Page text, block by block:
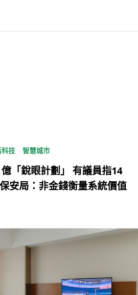
技 智慧城市
「銳眼計劃」 有議員指14
安局：非金錢衡量系統價值